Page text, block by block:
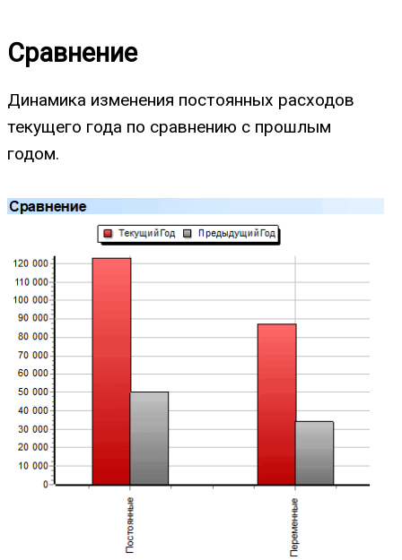
Сравнение
Динамика изменения постоянных расходов
текущего года по сравнению с прошлым
годом.